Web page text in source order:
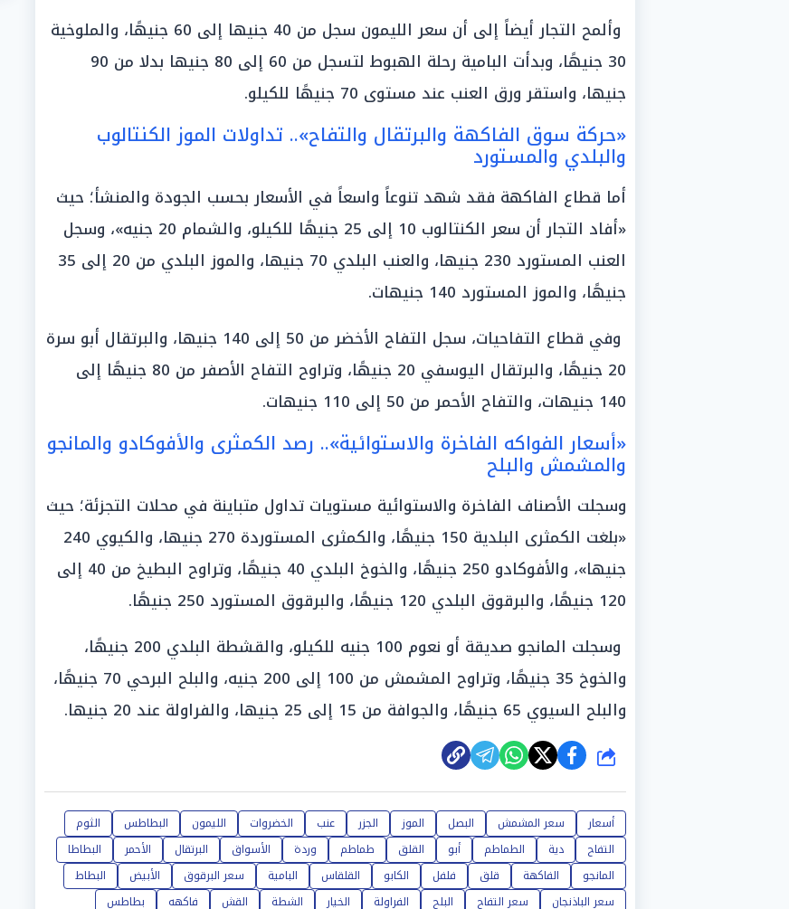
وألمح التجار أيضاً إلى أن سعر الليمون سجل من 40 جنيها إلى 60 جنيهًا، والملوخية
30 جنيهًا، وبدأت البامية رحلة الهبوط لتسجل من 60 إلى 80 جنيها بدلا من 90
جنيها، واستقر ورق العنب عند مستوى 70 جنيهًا للكيلو.
«حركة سوق الفاكهة والبرتقال والتفاح».. تداولات الموز الكنتالوب
والبلدي والمستورد
أما قطاع الفاكهة فقد شهد تنوعاً واسعاً في الأسعار بحسب الجودة والمنشأ؛ حيث
«أفاد التجار أن سعر الكنتالوب 10 إلى 25 جنيهًا للكيلو، والشمام 20 جنيه»، وسجل
العنب المستورد 230 جنيها، والعنب البلدي 70 جنيها، والموز البلدي من 20 إلى 35
جنيهًا، والموز المستورد 140 جنيهات.
وفي قطاع التفاحيات، سجل التفاح الأخضر من 50 إلى 140 جنيها، والبرتقال أبو سرة
20 جنيهًا، والبرتقال اليوسفي 20 جنيهًا، وتراوح التفاح الأصفر من 80 جنيهًا إلى
140 جنيهات، والتفاح الأحمر من 50 إلى 110 جنيهات.
«أسعار الفواكه الفاخرة والاستوائية».. رصد الكمثرى والأفوكادو والمانجو
والمشمش والبلح
وسجلت الأصناف الفاخرة والاستوائية مستويات تداول متباينة في محلات التجزئة؛ حيث
«بلغت الكمثرى البلدية 150 جنيهًا، والكمثرى المستوردة 270 جنيها، والكيوي 240
جنيها»، والأفوكادو 250 جنيهًا، والخوخ البلدي 40 جنيهًا، وتراوح البطيخ من 40 إلى
120 جنيهًا، والبرقوق البلدي 120 جنيهًا، والبرقوق المستورد 250 جنيهًا.
وسجلت المانجو صديقة أو نعوم 100 جنيه للكيلو، والقشطة البلدي 200 جنيهًا،
والخوخ 35 جنيهًا، وتراوح المشمش من 100 إلى 200 جنيه، والبلح البرحي 70 جنيهًا،
والبلح السيوي 65 جنيهًا، والجوافة من 15 إلى 25 جنيها، والفراولة عند 20 جنيها.
شارك
أسعار سعر المشمش البصل الموز الجزر عنب الخضروات الليمون البطاطس
الثوم
التفاح
دية الطماطم أبو القلق طماطم وردة الأسواق البرتقال الأحمر
البطاطا
المانجو
الفاكهة قلق فلفل الكابو القلقاس البامية سعر البرقوق الأبيض
البطاط
سعر الباذنجان
سعر التفاح البلح الفراولة الخيار الشطة القش فاكهه بطاطس